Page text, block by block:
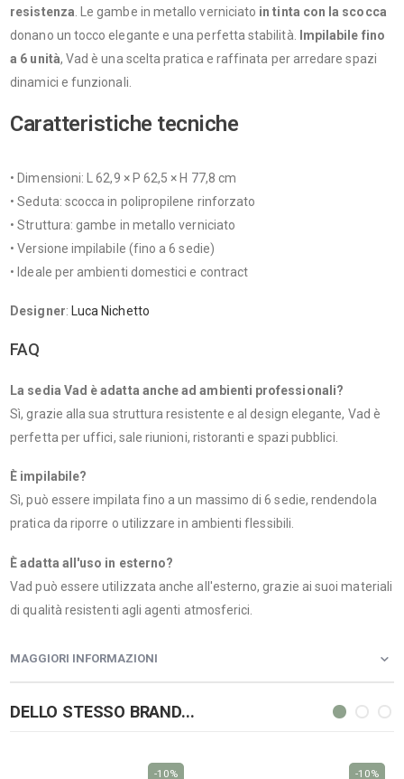
resistenza. Le gambe in metallo verniciato in tinta con la scocca
donano un tocco elegante e una perfetta stabilità. Impilabile fino
a 6 unità, Vad è una scelta pratica e raffinata per arredare spazi
dinamici e funzionali.
Caratteristiche tecniche
• Dimensioni: L 62,9 × P 62,5 × H 77,8 cm
• Seduta: scocca in polipropilene rinforzato
• Struttura: gambe in metallo verniciato
• Versione impilabile (fino a 6 sedie)
• Ideale per ambienti domestici e contract
Designer: Luca Nichetto
FAQ
La sedia Vad è adatta anche ad ambienti professionali?
Sì, grazie alla sua struttura resistente e al design elegante, Vad è
perfetta per uffici, sale riunioni, ristoranti e spazi pubblici.
È impilabile?
Sì, può essere impilata fino a un massimo di 6 sedie, rendendola
pratica da riporre o utilizzare in ambienti flessibili.
È adatta all'uso in esterno?
Vad può essere utilizzata anche all'esterno, grazie ai suoi materiali
di qualità resistenti agli agenti atmosferici.
MAGGIORI INFORMAZIONI
DELLO STESSO BRAND...
-10% -10%